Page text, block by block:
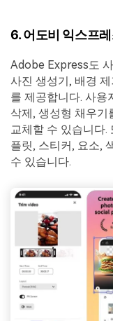
6. 어도비 익스프
Adobe Express도
사진 생성기, 배경
를 제공합니다. 사용
삭제, 생성형 채우기
교체할 수 있습니다.
플릿, 스티커, 요소,
수 있습니다.